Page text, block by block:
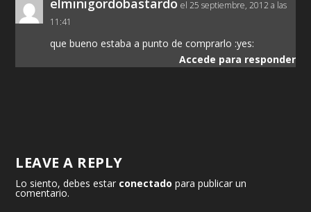
el 25 septiembre, 2012 a las
11:41
que bueno estaba a punto de comprarlo :yes:
Accede para responder
LEAVE A REPLY
Lo siento, debes estar conectado para publicar un
comentario.